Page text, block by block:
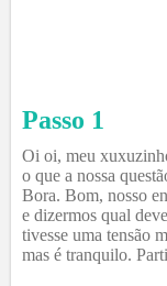
Passo 1
Oi oi, meu
o que a nossa
Bora. Bom, nosso
e dizermos qual
tivesse uma tensão
mas é tranquilo.